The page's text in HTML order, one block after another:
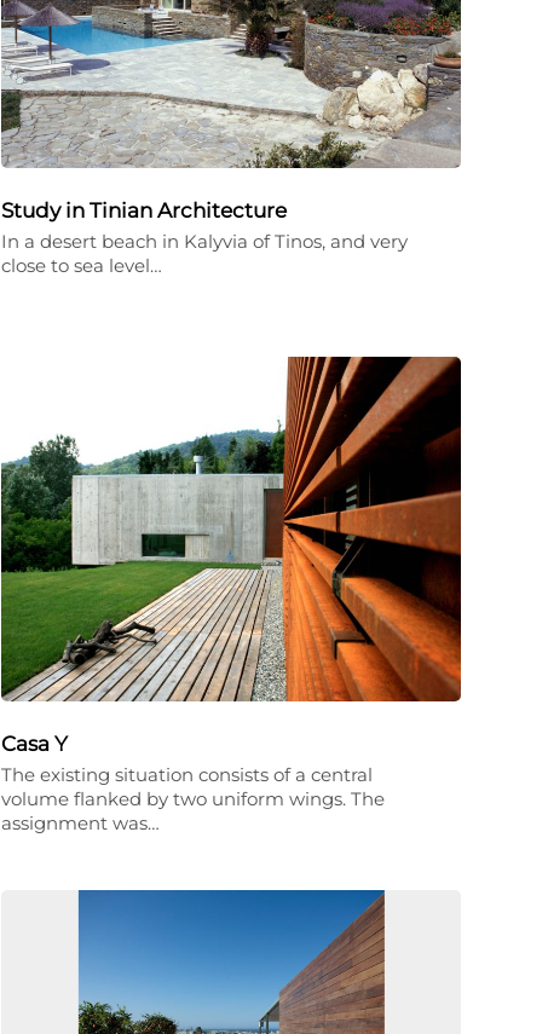
Study in Tinian Architecture
In a desert beach in Kalyvia of Tinos, and very
close to sea level…
Casa Y
The existing situation consists of a central
volume flanked by two uniform wings. The
assignment was…